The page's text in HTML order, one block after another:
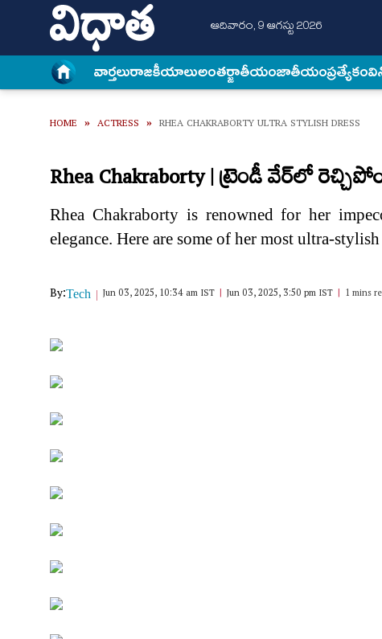
ఆదివారం, 9 ఆగస్టు 2026
వార్త‌లురాజకీయాలుఅంత‌ర్జాతీయంజాతీయంప్రత్యేకం
HOME » ACTRESS » RHEA CHAKRABORTY ULTRA STYLISH DRESS
Rhea Chakraborty | ట్రెండీ వేర్‌లో
Rhea Chakraborty is renowned for her
elegance. Here are some of her most ultra-
By:Tech Jun 03, 2025, 10:34 am IST Jun 03, 2025, 3:50 pm IST 1 mins